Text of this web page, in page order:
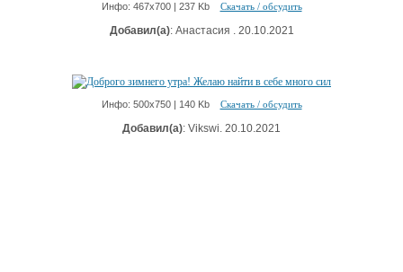
Инфо: 467х700 | 237 Kb Скачать / обсудить
Добавил(а): Анастасия . 20.10.2021
Инфо: 500х750 | 140 Kb Скачать / обсудить
Добавил(а): Vikswi. 20.10.2021